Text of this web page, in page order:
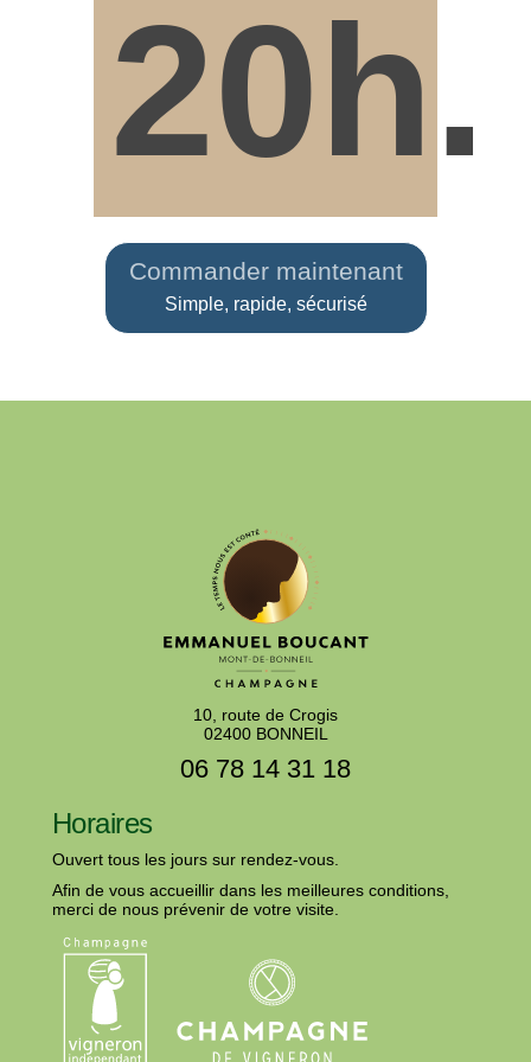
20h.
Commander maintenant
Simple, rapide, sécurisé
10, route de Crogis
02400 BONNEIL
06 78 14 31 18
Horaires
Ouvert tous les jours sur rendez-vous.
Afin de vous accueillir dans les meilleures conditions,
merci de nous prévenir de votre visite.